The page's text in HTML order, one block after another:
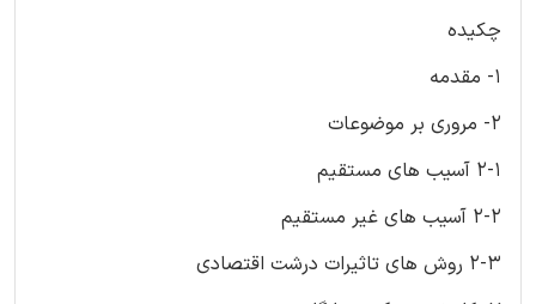
چکیده
1- مقدمه
2- مروری بر موضوعات
2-1 آسیب های مستقیم
2-2 آسیب های غیر مستقیم
2-3 روش های تاثیرات درشت اقتصادی